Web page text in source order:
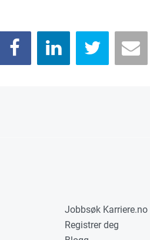
Jobbsøk Karriere.no
Registrer deg